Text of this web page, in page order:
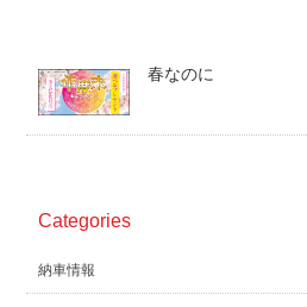
全国納車春なのに
Categories
納車情報